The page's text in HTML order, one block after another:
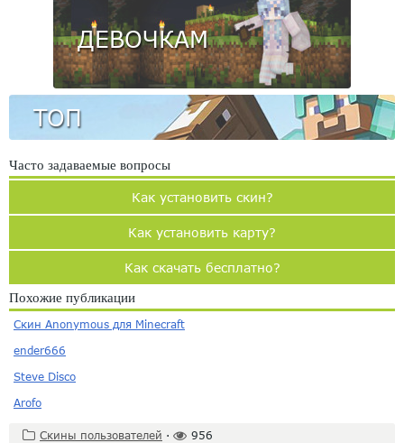
ДЕВОЧКАМ
ТОП
Часто задаваемые вопросы
Как установить скин?
Как установить карту?
Как скачать бесплатно?
Похожие публикации
Скин Anonymous для Minecraft
ender666
Steve Disco
Arofo
Скины пользователей · 956